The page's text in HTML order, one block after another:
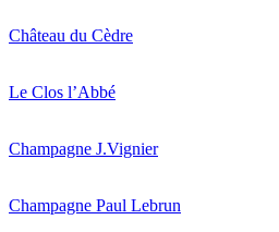
Château du Cèdre
Le Clos l’Abbé
Champagne J.Vignier
Champagne Paul Lebrun